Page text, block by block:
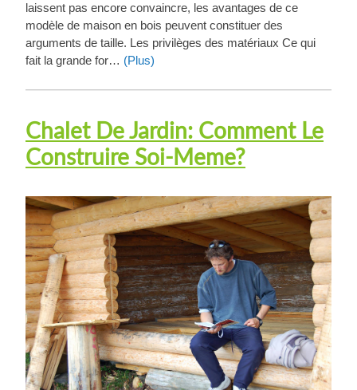
laissent pas encore convaincre, les avantages de ce
modèle de maison en bois peuvent constituer des
arguments de taille. Les privilèges des matériaux Ce qui
fait la grande for… (Plus)
Chalet De Jardin: Comment Le
Construire Soi-Meme?